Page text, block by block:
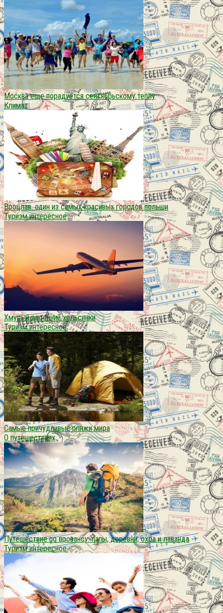
Москва еще порадуется сентябрьскому теплу
Климат
Вроцлав. один из самых красивых городов польши
Туризм интересное
Хмурый весенний хельсинки
Туризм интересное
Самые причудливые пляжи мира
О путешествиях
Путешествие по провансу. папы, деревни, охра и лаванда
Туризм интересное